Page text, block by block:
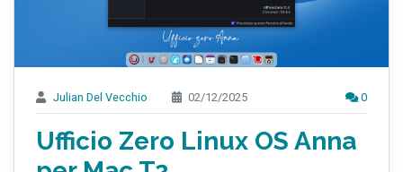
Julian Del Vecchio 02/12/2025 0
Ufficio Zero Linux OS Anna